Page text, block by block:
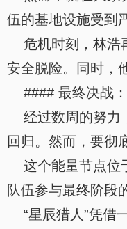
伍的基地设施受到
危机时刻，林浩
安全脱险。同时，
#### 最终决战
经过数周的努力
回归。然而，要彻
这个能量节点位
队伍参与最终阶段
“星辰猎人”凭借